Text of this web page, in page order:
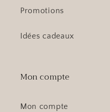
Promotions
Idées cadeaux
Mon compte
Mon compte